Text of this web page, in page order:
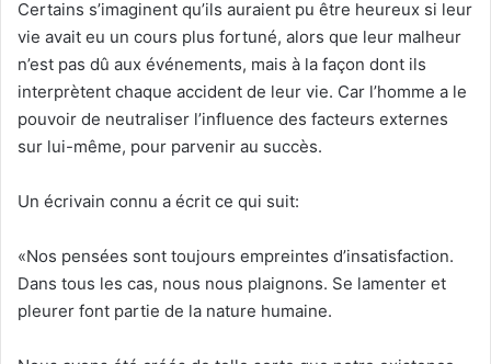
Certains s’imaginent qu’ils auraient pu être heureux si leur
vie avait eu un cours plus fortuné, alors que leur malheur
n’est pas dû aux événements, mais à la façon dont ils
interprètent chaque accident de leur vie. Car l’homme a le
pouvoir de neutraliser l’influence des facteurs externes
sur lui-même, pour parvenir au succès.
Un écrivain connu a écrit ce qui suit:
«Nos pensées sont toujours empreintes d’insatisfaction.
Dans tous les cas, nous nous plaignons. Se lamenter et
pleurer font partie de la nature humaine.